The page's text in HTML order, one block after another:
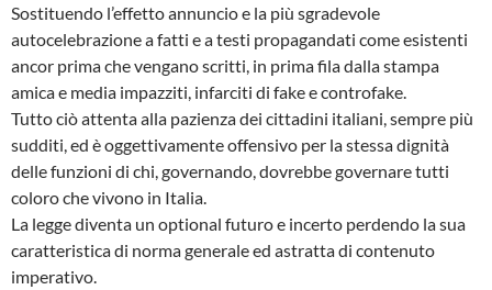
Sostituendo l’effetto annuncio e la più sgradevole
autocelebrazione a fatti e a testi propagandati come esistenti
ancor prima che vengano scritti, in prima fila dalla stampa
amica e media impazziti, infarciti di fake e controfake.
Tutto ciò attenta alla pazienza dei cittadini italiani, sempre più
sudditi, ed è oggettivamente offensivo per la stessa dignità
delle funzioni di chi, governando, dovrebbe governare tutti
coloro che vivono in Italia.
La legge diventa un optional futuro e incerto perdendo la sua
caratteristica di norma generale ed astratta di contenuto
imperativo.